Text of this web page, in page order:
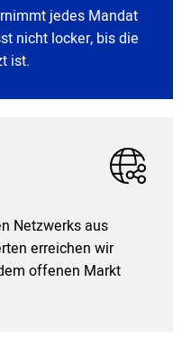
jedes Mandat
nicht locker, bis die
ist.
Netzwerks aus
erreichen wir
offenen Markt